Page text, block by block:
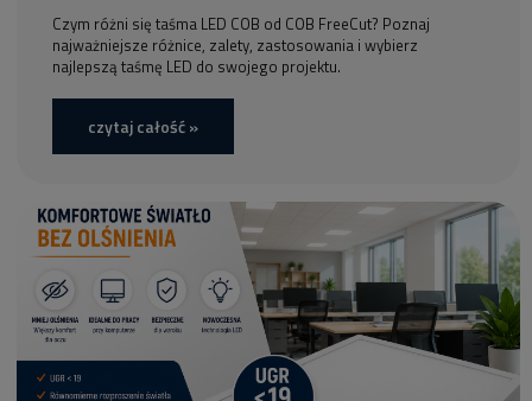
Czym różni się taśma LED COB od COB FreeCut? Poznaj
najważniejsze różnice, zalety, zastosowania i wybierz
najlepszą taśmę LED do swojego projektu.
czytaj całość »